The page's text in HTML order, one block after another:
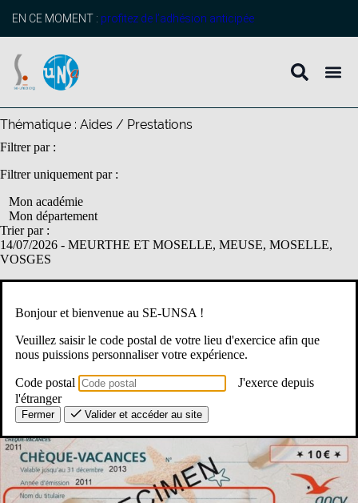
principal
EN CE MOMENT : profitez de l’adhésion anticipée
Thématique : Aides / Prestations
Filtrer par :
Filtrer uniquement par :
Mon académie
Mon département
Trier par :
14/07/2026 - MEURTHE ET MOSELLE, MEUSE, MOSELLE,
VOSGES
Aides spécifiques : Chèques Vacances : jusqu’à 35% de bonification
constituée d’une épargne mensuelle préalable de 4 à 12 mois
complétée par une bonification de l’État. Les chèques-vacances
1er degré2d degré
Bonjour et bienvenue au SE-UNSA !
Veuillez saisir le code postal de votre lieu d'exercice afin que
nous puissions personnaliser votre expérience.
Code postal
J'exerce depuis
l'étranger
Fermer Valider et accéder au site